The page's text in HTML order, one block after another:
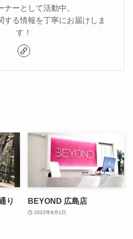
ナーとして活動中。
する情報を丁寧にお届けしま
す！
り
BEYOND 広島店
2022年8月1日